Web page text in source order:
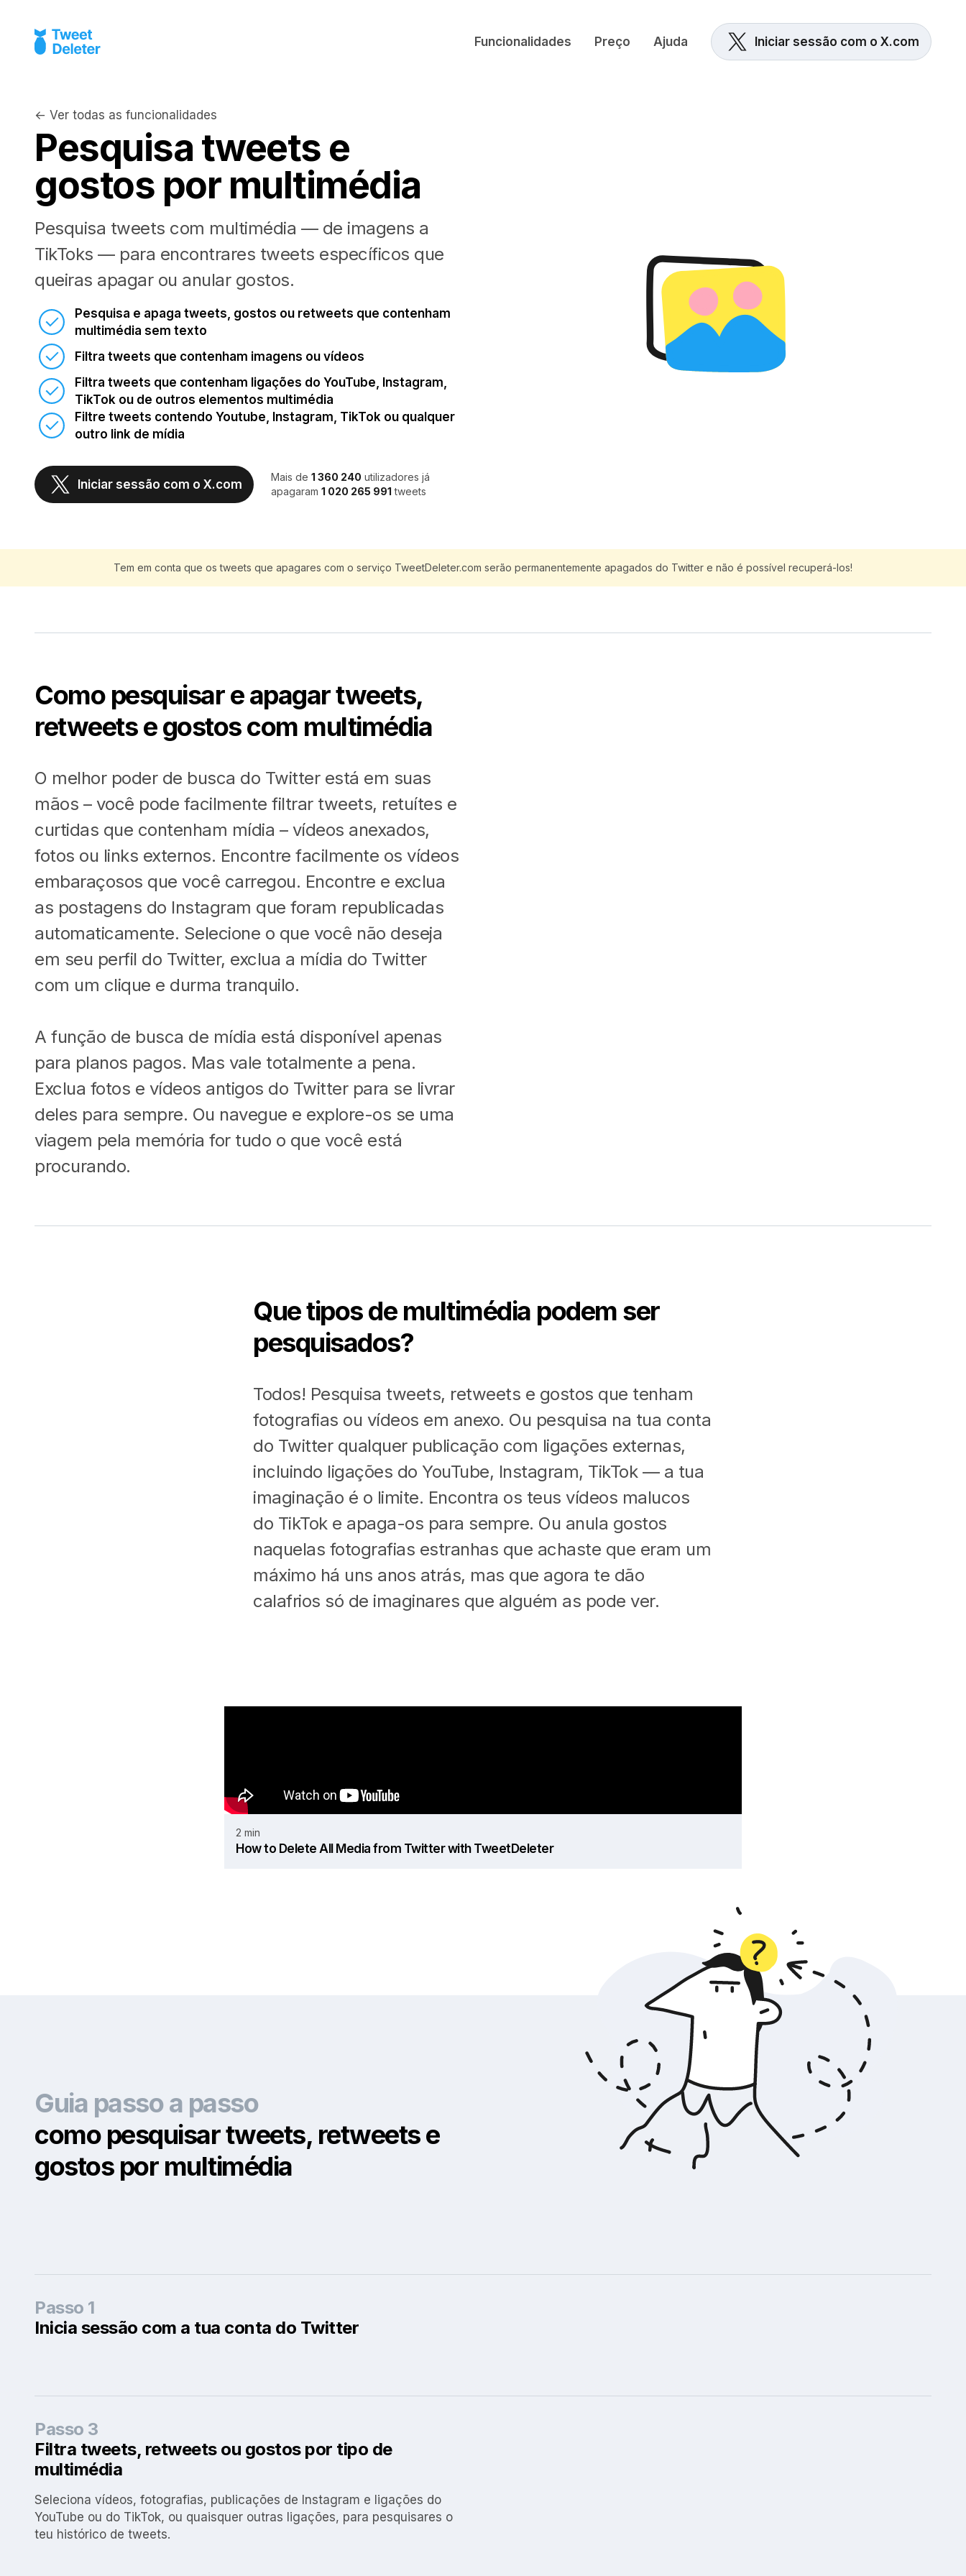
Funcionalidades Preço Ajuda Iniciar sessão com o X.com
← Ver todas as funcionalidades
Pesquisa tweets e
gostos por multimédia
Pesquisa tweets com multimédia — de imagens a
TikToks — para encontrares tweets específicos que
queiras apagar ou anular gostos.
Pesquisa e apaga tweets, gostos ou retweets que contenham
multimédia sem texto
Filtra tweets que contenham imagens ou vídeos
Filtra tweets que contenham ligações do YouTube, Instagram,
TikTok ou de outros elementos multimédia
Filtre tweets contendo Youtube, Instagram, TikTok ou qualquer
outro link de mídia
Iniciar sessão com o X.com
Mais de 1 360 240 utilizadores já
apagaram 1 020 265 991 tweets
Tem em conta que os tweets que apagares com o serviço TweetDeleter.com serão permanentemente apagados do Twitter e não é possível recuperá-los!
Como pesquisar e apagar tweets,
retweets e gostos com multimédia
O melhor poder de busca do Twitter está em suas
mãos – você pode facilmente filtrar tweets, retuítes e
curtidas que contenham mídia – vídeos anexados,
fotos ou links externos. Encontre facilmente os vídeos
embaraçosos que você carregou. Encontre e exclua
as postagens do Instagram que foram republicadas
automaticamente. Selecione o que você não deseja
em seu perfil do Twitter, exclua a mídia do Twitter
com um clique e durma tranquilo.
A função de busca de mídia está disponível apenas
para planos pagos. Mas vale totalmente a pena.
Exclua fotos e vídeos antigos do Twitter para se livrar
deles para sempre. Ou navegue e explore-os se uma
viagem pela memória for tudo o que você está
procurando.
Que tipos de multimédia podem ser
pesquisados?
Todos! Pesquisa tweets, retweets e gostos que tenham
fotografias ou vídeos em anexo. Ou pesquisa na tua conta
do Twitter qualquer publicação com ligações externas,
incluindo ligações do YouTube, Instagram, TikTok — a tua
imaginação é o limite. Encontra os teus vídeos malucos
do TikTok e apaga-os para sempre. Ou anula gostos
naquelas fotografias estranhas que achaste que eram um
máximo há uns anos atrás, mas que agora te dão
calafrios só de imaginares que alguém as pode ver.
2 min
How to Delete All Media from Twitter with TweetDeleter
Guia passo a passo
como pesquisar tweets, retweets e
gostos por multimédia
Passo 1
Inicia sessão com a tua conta do Twitter
Passo 3
Filtra tweets, retweets ou gostos por tipo de
multimédia
Seleciona vídeos, fotografias, publicações de Instagram e ligações do
YouTube ou do TikTok, ou quaisquer outras ligações, para pesquisares o
teu histórico de tweets.